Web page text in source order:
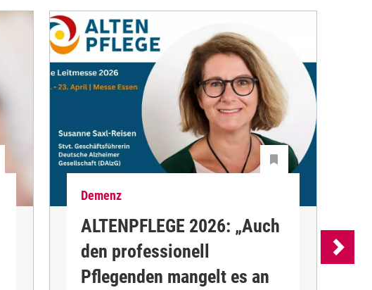
Demenz
ALTENPFLEGE 2026: „Auch
den professionell
Pflegenden mangelt es an